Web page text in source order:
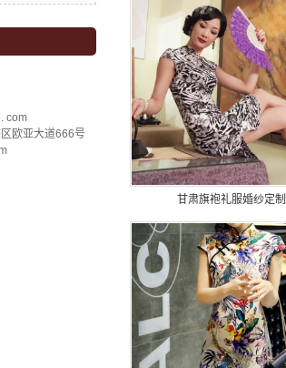
com
欧亚大道666号
甘肃旗袍礼服婚纱定制